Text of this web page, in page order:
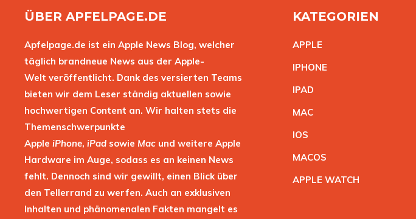
ÜBER APFELPAGE.DE
Apfelpage.de ist ein Apple News Blog, welcher
täglich brandneue News aus der Apple-
Welt veröffentlicht. Dank des versierten Teams
bieten wir dem Leser ständig aktuellen sowie
hochwertigen Content an. Wir halten stets die
Themenschwerpunkte
Apple iPhone, iPad sowie Mac und weitere Apple
Hardware im Auge, sodass es an keinen News
fehlt. Dennoch sind wir gewillt, einen Blick über
den Tellerrand zu werfen. Auch an exklusiven
Inhalten und phänomenalen Fakten mangelt es
KATEGORIEN
APPLE
IPHONE
IPAD
MAC
IOS
MACOS
APPLE WATCH